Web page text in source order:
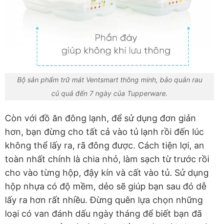
Bộ sản phẩm trữ mát Ventsmart thông minh, bảo quản rau
củ quả đến 7 ngày của Tupperware.
Còn với đồ ăn đông lạnh, để sử dụng đơn giản
hơn, bạn đừng cho tất cả vào tủ lạnh rồi đến lúc
không thể lấy ra, rã đông được. Cách tiện lợi, an
toàn nhất chính là chia nhỏ, làm sạch từ trước rồi
cho vào từng hộp, đậy kín và cất vào tủ. Sử dụng
hộp nhựa có độ mềm, dẻo sẽ giúp bạn sau đó dễ
lấy ra hơn rất nhiều. Đừng quên lựa chọn những
loại có van đánh dấu ngày tháng để biết bạn đã